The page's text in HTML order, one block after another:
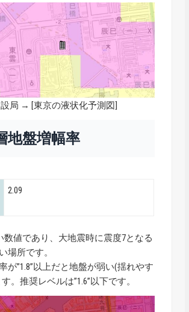
局 → [東京の液状化予測図]
地盤増幅率
2.09
数値であり、大地震時に震度7となる
場所です。
が”1.8”以上だと地盤が弱い(揺れやす
。推奨レベルは”1.6”以下です。